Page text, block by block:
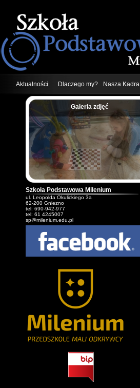
Aktualności Dlaczego my? Nasza Kadra
Galeria zdjęć
Szkoła Podstawowa Milenium
ul. Leopolda Okulickiego 3a
62-200 Gniezno
tel: 690-942-977
tel: 61 4245007
sp@milenium.edu.pl